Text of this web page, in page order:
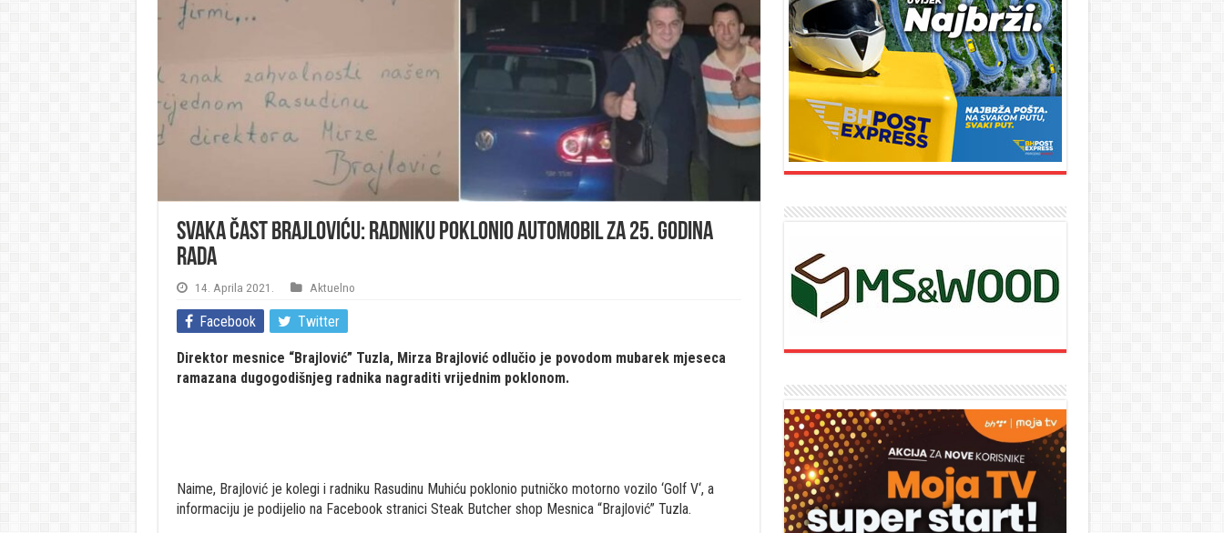
Svaka čast Brajloviću: Radniku poklonio automobil za 25. godina
rada
14. Aprila 2021. Aktuelno
Facebook Twitter
Direktor mesnice “Brajlović” Tuzla, Mirza Brajlović odlučio je povodom mubarek mjeseca
ramazana dugogodišnjeg radnika nagraditi vrijednim poklonom.
Naime, Brajlović je kolegi i radniku Rasudinu Muhiću poklonio putničko motorno vozilo ‘Golf V‘, a
informaciju je podijelio na Facebook stranici Steak Butcher shop Mesnica “Brajlović” Tuzla.